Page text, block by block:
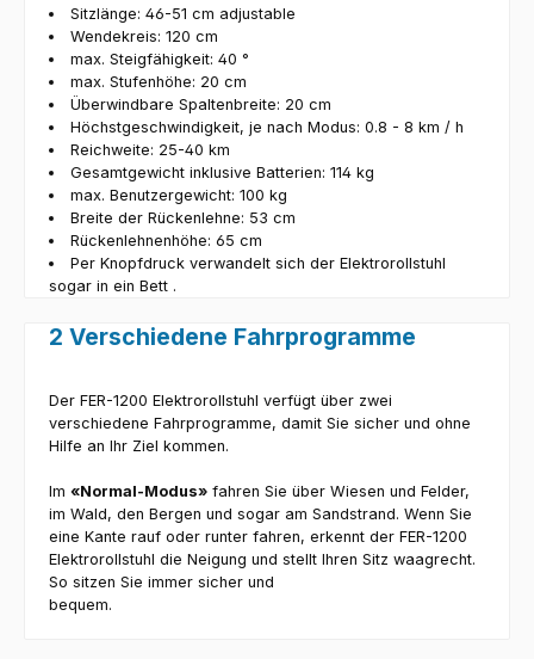
Sitzlänge: 46-51 cm adjustable
Wendekreis: 120 cm
max. Steigfähigkeit: 40 °
max. Stufenhöhe: 20 cm
Überwindbare Spaltenbreite: 20 cm
Höchstgeschwindigkeit, je nach Modus: 0.8 - 8 km / h
Reichweite: 25-40 km
Gesamtgewicht inklusive Batterien: 114 kg
max. Benutzergewicht: 100 kg
Breite der Rückenlehne: 53 cm
Rückenlehnenhöhe: 65 cm
Per Knopfdruck verwandelt sich der Elektrorollstuhl
sogar in ein Bett .
2 Verschiedene Fahrprogramme
Der FER-1200 Elektrorollstuhl verfügt über zwei
verschiedene Fahrprogramme, damit Sie sicher und ohne
Hilfe an Ihr Ziel kommen.
Im «Normal-Modus» fahren Sie über Wiesen und Felder,
im Wald, den Bergen und sogar am Sandstrand. Wenn Sie
eine Kante rauf oder runter fahren, erkennt der FER-1200
Elektrorollstuhl die Neigung und stellt Ihren Sitz waagrecht.
So sitzen Sie immer sicher und
bequem.